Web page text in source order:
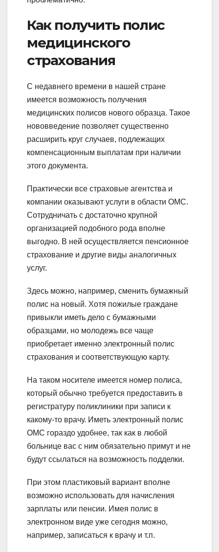
Как получить полис
медицинского
страхования
С недавнего времени в нашей стране
имеется возможность получения
медицинских полисов нового образца. Такое
нововведение позволяет существенно
расширить круг случаев, подлежащих
компенсационным выплатам при наличии
этого документа.
Практически все страховые агентства и
компании оказывают услуги в области ОМС.
Сотрудничать с достаточно крупной
организацией подобного рода вполне
выгодно. В ней осуществляется пенсионное
страхование и другие виды аналогичных
услуг.
Здесь можно, например, сменить бумажный
полис на новый. Хотя пожилые граждане
привыкли иметь дело с бумажными
образцами, но молодежь все чаще
приобретает именно электронный полис
страхования и соответствующую карту.
На таком носителе имеется номер полиса,
который обычно требуется предоставить в
регистратуру поликлиники при записи к
какому-то врачу. Иметь электронный полис
ОМС гораздо удобнее, так как в любой
больнице вас с ним обязательно примут и не
будут ссылаться на возможность подделки.
При этом пластиковый вариант вполне
возможно использовать для начисления
зарплаты или пенсии. Имея полис в
электронном виде уже сегодня можно,
например, записаться к врачу и т.п.